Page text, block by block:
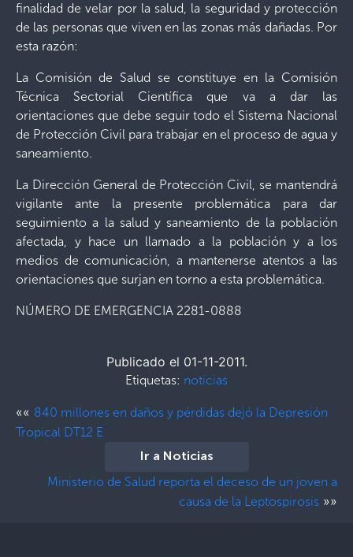
finalidad de velar por la salud, la seguridad y protección
de las personas que viven en las zonas más dañadas. Por
esta razón:
La Comisión de Salud se constituye en la Comisión
Técnica Sectorial Científica que va a dar las
orientaciones que debe seguir todo el Sistema Nacional
de Protección Civil para trabajar en el proceso de agua y
saneamiento.
La Dirección General de Protección Civil, se mantendrá
vigilante ante la presente problemática para dar
seguimiento a la salud y saneamiento de la población
afectada, y hace un llamado a la población y a los
medios de comunicación, a mantenerse atentos a las
orientaciones que surjan en torno a esta problemática.
NÚMERO DE EMERGENCIA 2281-0888
Publicado el 01-11-2011.
Etiquetas: noticias
«« 840 millones en daños y pérdidas dejó la Depresión
Tropical DT12 E
Ir a Noticias
Ministerio de Salud reporta el deceso de un joven a
causa de la Leptospirosis »»